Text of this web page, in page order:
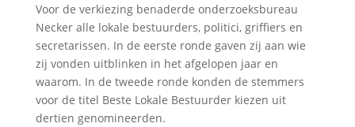
Voor de verkiezing benaderde onderzoeksbureau
Necker alle lokale bestuurders, politici, griffiers en
secretarissen. In de eerste ronde gaven zij aan wie
zij vonden uitblinken in het afgelopen jaar en
waarom. In de tweede ronde konden de stemmers
voor de titel Beste Lokale Bestuurder kiezen uit
dertien genomineerden.